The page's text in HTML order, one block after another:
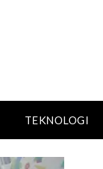
TEKNOLOGI